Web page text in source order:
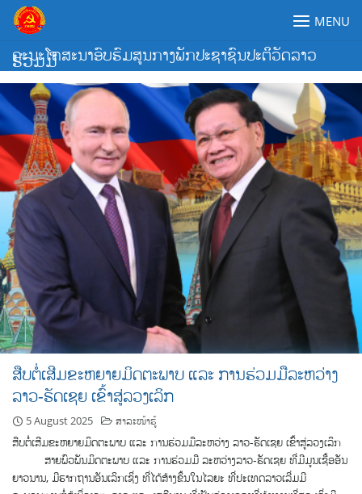
Skip
content
ຄະນະໂຄສະນາອົບຮົມສູນກາງພັກປະຊາຊົນປະຕິວັດລາວ
MENU
ຮ່ວມມື
ສືບຕໍ່ເສີມຂະຫຍາຍມິດຕະພາບ ແລະ ການຮ່ວມມືລະຫວ່າງ
ລາວ-ຣັດເຊຍ ເຂົ້າສູ່ລວງເລິກ
5 August 2025 ສາລະໜ້າຮູ້
ສືບຕໍ່ເສີມຂະຫຍາຍມິດຕະພາບ ແລະ ການຮ່ວມມືລະຫວ່າງ ລາວ-ຣັດເຊຍ ເຂົ້າສູ່ລວງເລິກ
ສາຍພົວພັນມິດຕະພາບ ແລະ ການຮ່ວມມື ລະຫວ່າງລາວ-ຣັດເຊຍ ທີ່ມີມູນເຊື້ອອັນ
ຍາວນານ, ມີຮາກຖານອັນເລິກເຊິ່ງ ທີ່ໄດ້ສ້າງຂຶ້ນໃນໄລຍະ ທີ່ປະເທດລາວເລີ່ມມີ